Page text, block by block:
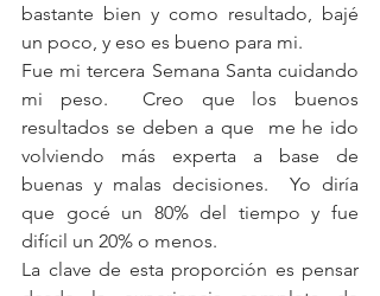
bastante bien y como resultado, bajé
un poco, y eso es bueno para mi.
Fue mi tercera Semana Santa cuidando
mi peso.  Creo que los buenos
resultados se deben a que  me he ido
volviendo más experta a base de
buenas y malas decisiones.  Yo diría
que gocé un 80% del tiempo y fue
difícil un 20% o menos.
La clave de esta proporción es pensar